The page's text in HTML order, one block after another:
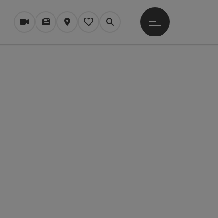
WebcamsTijdschrift/Blog
KaartMijn notitieblok
Zoek op
Startmenu openen